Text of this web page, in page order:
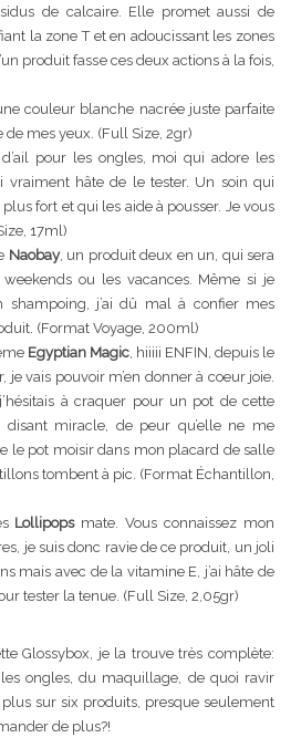
de calcaire. Elle promet aussi de
la zone T et en adoucissant les zones
produit fasse ces deux actions à la fois,
couleur blanche nacrée juste parfaite
mes yeux. (Full Size, 2gr)
pour les ongles, moi qui adore les
vraiment hâte de le tester. Un soin qui
fort et qui les aide à pousser. Je vous
17ml)
Naobay, un produit deux en un, qui sera
ou les vacances. Même si je
shampoing, j’ai dû mal à confier mes
(Format Voyage, 200ml)
Egyptian Magic , hiiiii ENFIN, depuis le
vais pouvoir m’en donner à coeur joie.
à craquer pour un pot de cette
miracle, de peur qu’elle ne me
le pot moisir dans mon placard de salle
tombent à pic. (Format Échantillon,
Lollipopsmate. Vous connaissez mon
je suis donc ravie de ce produit, un joli
mais avec de la vitamine E, j’ai hâte de
tester la tenue. (Full Size, 2,05gr)
Glossybox, je la trouve très complète:
ongles, du maquillage, de quoi ravir
sur six produits, presque seulement
de plus?!